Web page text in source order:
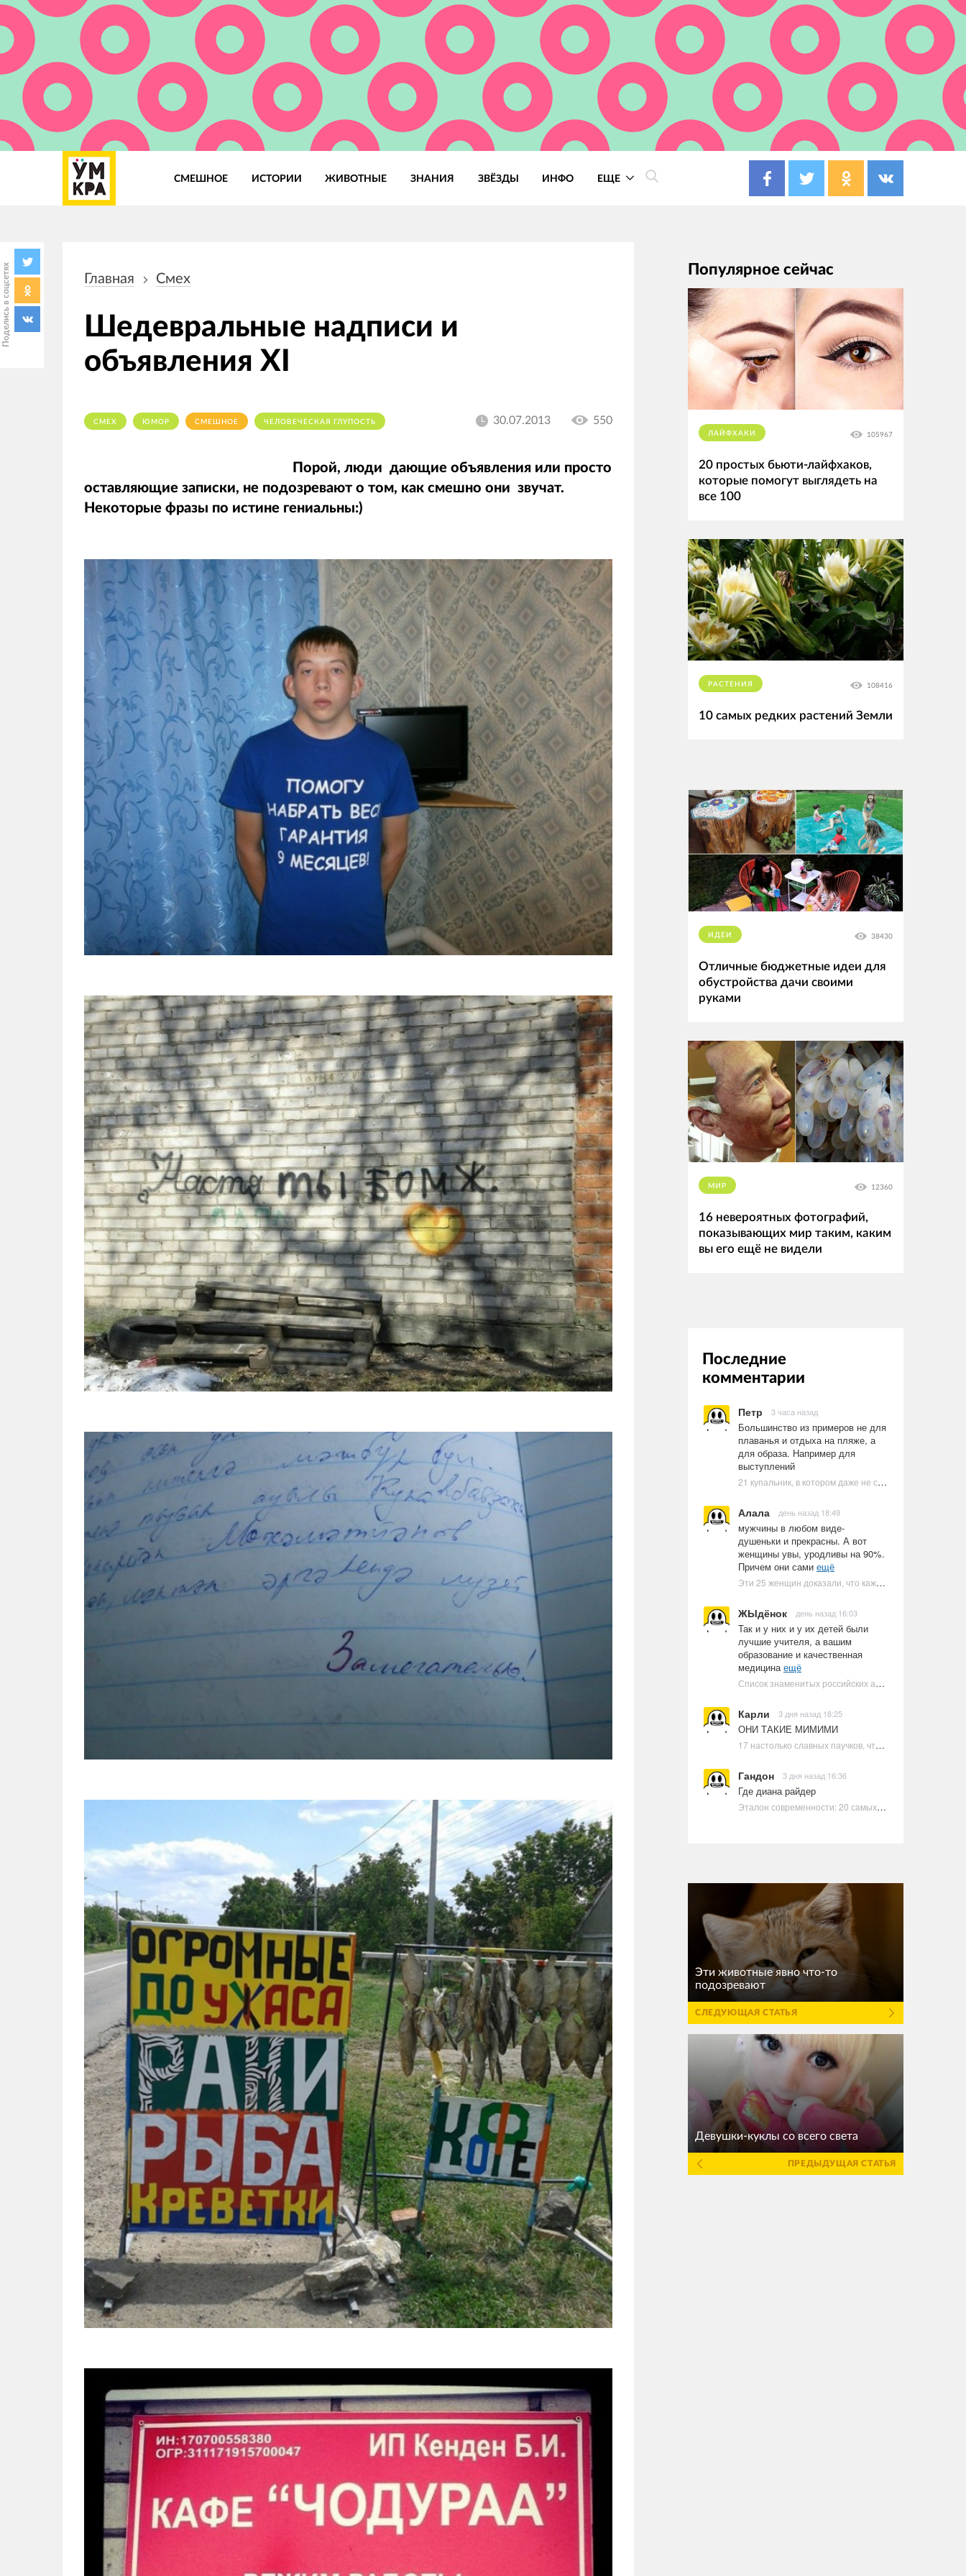
СМЕШНОЕ ИСТОРИИ ЖИВОТНЫЕ ЗНАНИЯ ЗВЁЗДЫ ИНФО ЕЩЕ
Поделись в соцсетях навигации
Главная Смех
Шедевральные надписи и
объявления XI
СМЕХ ЮМОР СМЕШНОЕ ЧЕЛОВЕЧЕСКАЯ ГЛУПОСТЬ 30.07.2013 550
Порой, люди дающие объявления или просто
оставляющие записки, не подозревают о том, как смешно они звучат.
Некоторые фразы по истине гениальны:)
Популярное сейчас
ЛАЙФХАКИ 105967
20 простых бьюти-лайфхаков,
которые помогут выглядеть на
все 100
РАСТЕНИЯ 108416
10 самых редких растений Земли
ИДЕИ 38430
Отличные бюджетные идеи для
обустройства дачи своими
руками
МИР 12360
16 невероятных фотографий,
показывающих мир таким, каким
вы его ещё не видели
Последние
комментарии
Петр 3 часа назад
Большинство из примеров не для
плаванья и отдыха на пляже, а
для образа. Например для
выступлений
21 купальник, в котором даже не стоит пытаться плавать
Алала день назад 18:49
мужчины в любом виде-
душеньки и прекрасны. А вот
женщины увы, уродливы на 90%.
Причем они сами ещё
Эти 25 женщин доказали, что каждое тело имеет право быть в бикини
ЖЫдёнок день назад 16:03
Так и у них и у их детей были
лучшие учителя, а вашим
образование и качественная
медицинаещё
Список знаменитых российских артистов-евреев | Ультрамарин
Карли 3 дня назад 18:25
ОНИ ТАКИЕ МИМИМИ
17 настолько славных паучков, что даже у арахнофобов появится желание их погладить
Гандон 3 дня назад 16:36
Где диана райдер
Эталон современности: 20 самых красивых и привлекательных актрис Голливуда, по мнению Google | Ультрамарин
Эти животные явно что-то
подозревают
СЛЕДУЮЩАЯ СТАТЬЯ
Девушки-куклы со всего света
ПРЕДЫДУЩАЯ СТАТЬЯ